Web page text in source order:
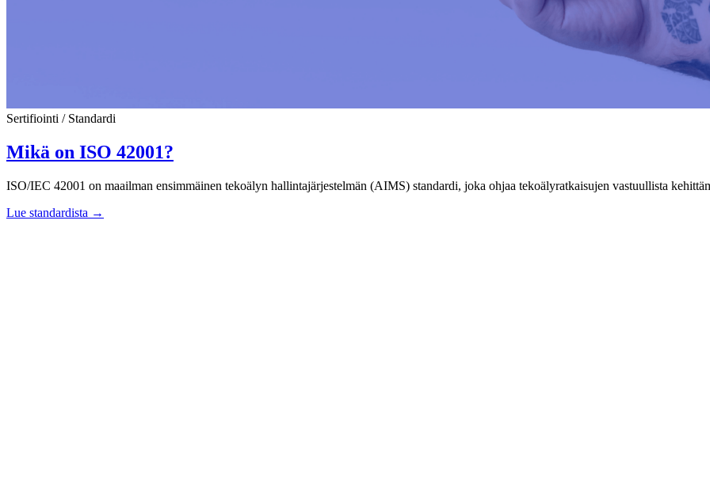
Sertifiointi / Standardi
Mikä on ISO 42001?
ISO/IEC 42001 on maailman ensimmäinen tekoälyn hallintajärjestelmän (AIMS) standardi, joka ohjaa tekoälyratkaisujen vastuullista
Lue standardista →